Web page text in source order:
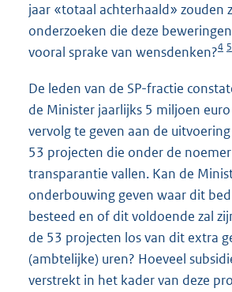
jaar «totaal achterhaald» zouden
onderzoeken die deze
vooral sprake van wensdenken?4 5
De leden van de SP-fractie
de Minister jaarlijks 5 miljoen
vervolg te geven aan de
53 projecten die onder de noemer
transparantie vallen. Kan de
onderbouwing geven waar dit
besteed en of dit voldoende zal
de 53 projecten los van dit extra
(ambtelijke) uren? Hoeveel
verstrekt in het kader van deze